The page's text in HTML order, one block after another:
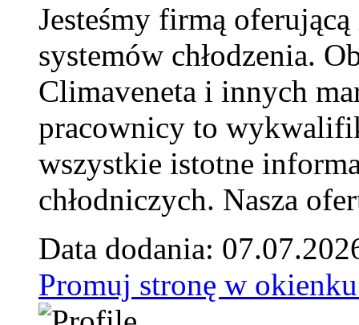
Jesteśmy firmą
systemów chłodzenia.
Climaveneta i innych
pracownicy to
wszystkie istotne
chłodniczych. Nasza
Data dodania:
Promuj stronę w